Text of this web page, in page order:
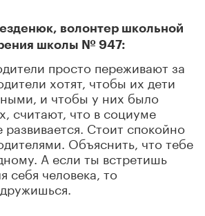
волонтер школьной
школы № 947:
просто переживают за
хотят, чтобы их дети
и чтобы у них было
считают, что в социуме
Стоит спокойно
Объяснить, что тебе
А если ты встретишь
себя человека, то